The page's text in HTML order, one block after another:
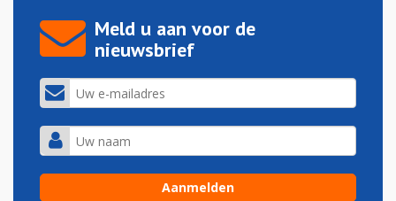
Meld u aan voor de
nieuwsbrief